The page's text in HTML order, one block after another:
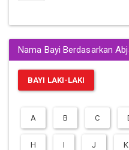
Nama Bayi Berdasarkan
BAYI LAKI-LAKI
A B C
H I J K